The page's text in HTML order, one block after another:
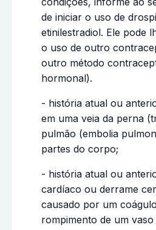
de iniciar o uso de
etinilestradiol. Ele pode
o uso de outro
outro método
hormonal).
- história atual ou
em uma veia da perna
pulmão (embolia
partes do corpo;
- história atual ou
cardíaco ou derrame
causado por um
rompimento de um